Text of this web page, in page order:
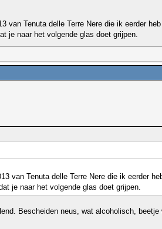
van Tenuta delle Terre Nere die ik eerder
je naar het volgende glas doet grijpen.
van Tenuta delle Terre Nere die ik eerder
je naar het volgende glas doet grijpen.
Bescheiden neus, wat alcoholisch,